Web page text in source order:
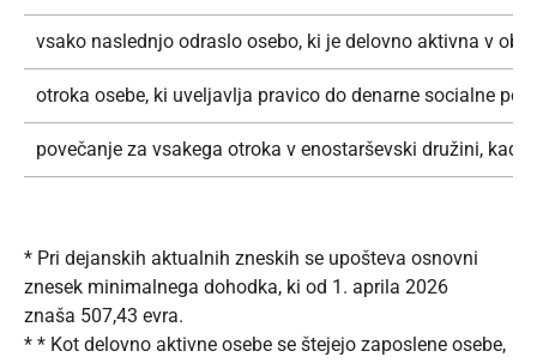
vsako naslednjo odraslo osebo, ki je delovno aktivna v
otroka osebe, ki uveljavlja pravico do denarne socialne
povečanje za vsakega otroka v enostarševski družini,
* Pri dejanskih aktualnih zneskih se upošteva osnovni
znesek minimalnega dohodka, ki od 1. aprila 2026
znaša 507,43 evra.
* * Kot delovno aktivne osebe se štejejo zaposlene osebe,